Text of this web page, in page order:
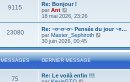
e
r
n
i
e
r
m
e
s
s
9115
Re: Bonjour !
par Ant
o
i
r
l
e
e
r
n
i
e
18 mai 2026, 23:26
23080
Re: ~¤~¤~¤~ Pensée du jour ~¤…
par Master_Sephiroth
i
r
l
d
30 juin 2026, 00:45
MESSAGES DERNIER MESSAGE
75
Re: Le voilà enfin !!!